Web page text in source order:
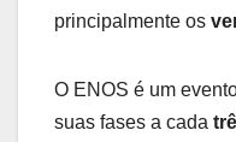
principalmente os
O ENOS é um
suas fases a cada